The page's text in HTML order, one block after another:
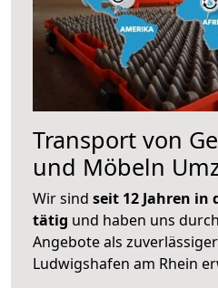
Transport von
und Möbeln
Wir sind seit 12 Jahren in
tätig und haben uns
Angebote als
Ludwigshafen am Rhein